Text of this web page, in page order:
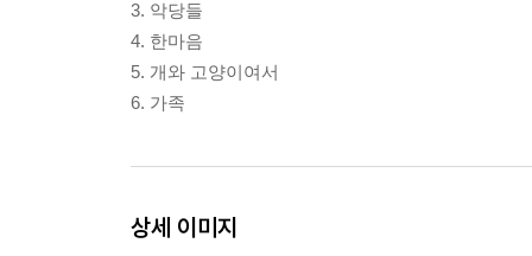
3. 악당들
4. 한마음
5. 개와 고양이여서
6. 가족
상세 이미지